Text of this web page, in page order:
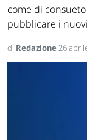
come di
pubblicare i
di Redazione26